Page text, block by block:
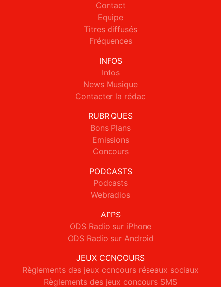
Contact
Equipe
Titres diffusés
Fréquences
INFOS
Infos
News Musique
Contacter la rédac
RUBRIQUES
Bons Plans
Emissions
Concours
PODCASTS
Podcasts
Webradios
APPS
ODS Radio sur iPhone
ODS Radio sur Android
JEUX CONCOURS
Règlements des jeux concours réseaux sociaux
Règlements des jeux concours SMS